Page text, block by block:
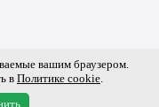
вашим браузером.
в Политике cookie.